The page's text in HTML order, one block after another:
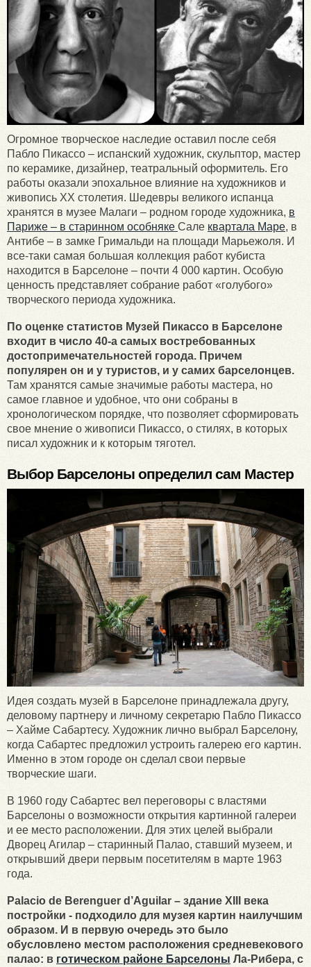
Огромное творческое наследие оставил после себя
Пабло Пикассо – испанский художник, скульптор, мастер
по керамике, дизайнер, театральный оформитель. Его
работы оказали эпохальное влияние на художников и
живопись XX столетия. Шедевры великого испанца
хранятся в музее Малаги – родном городе художника, в
Париже – в старинном особняке Сале квартала Маре, в
Антибе – в замке Гримальди на площади Марьежоля. И
все-таки самая большая коллекция работ кубиста
находится в Барселоне – почти 4 000 картин. Особую
ценность представляет собрание работ «голубого»
творческого периода художника.
По оценке статистов Музей Пикассо в Барселоне
входит в число 40-а самых востребованных
достопримечательностей города. Причем
популярен он и у туристов, и у самих барселонцев.
Там хранятся самые значимые работы мастера, но
самое главное и удобное, что они собраны в
хронологическом порядке, что позволяет сформировать
свое мнение о живописи Пикассо, о стилях, в которых
писал художник и к которым тяготел.
Выбор Барселоны определил сам Мастер
Идея создать музей в Барселоне принадлежала другу,
деловому партнеру и личному секретарю Пабло Пикассо
– Хайме Сабартесу. Художник лично выбрал Барселону,
когда Сабартес предложил устроить галерею его картин.
Именно в этом городе он сделал свои первые
творческие шаги.
В 1960 году Сабартес вел переговоры с властями
Барселоны о возможности открытия картинной галереи
и ее место расположении. Для этих целей выбрали
Дворец Агилар – старинный Палао, ставший музеем, и
открывший двери первым посетителям в марте 1963
года.
Palacio de Berenguer d’Aguilar – здание XIII века
постройки - подходило для музея картин наилучшим
образом. И в первую очередь это было
обусловлено местом расположения средневекового
палао: в готическом районе Барселоны Ла-Рибера, с